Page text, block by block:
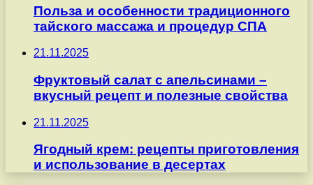
Польза и особенности традиционного
тайского массажа и процедур СПА
21.11.2025
Фруктовый салат с апельсинами –
вкусный рецепт и полезные свойства
21.11.2025
Ягодный крем: рецепты приготовления
и использование в десертах